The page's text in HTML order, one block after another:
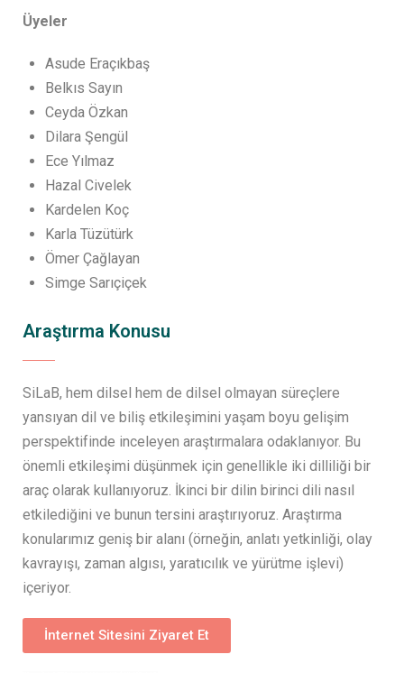
Üyeler
Asude Eraçıkbaş
Belkıs Sayın
Ceyda Özkan
Dilara Şengül
Ece Yılmaz
Hazal Civelek
Kardelen Koç
Karla Tüzütürk
Ömer Çağlayan
Simge Sarıçiçek
Araştırma Konusu
SiLaB, hem dilsel hem de dilsel olmayan süreçlere
yansıyan dil ve biliş etkileşimini yaşam boyu gelişim
perspektifinde inceleyen araştırmalara odaklanıyor. Bu
önemli etkileşimi düşünmek için genellikle iki dilliliği bir
araç olarak kullanıyoruz. İkinci bir dilin birinci dili nasıl
etkilediğini ve bunun tersini araştırıyoruz. Araştırma
konularımız geniş bir alanı (örneğin, anlatı yetkinliği, olay
kavrayışı, zaman algısı, yaratıcılık ve yürütme işlevi)
içeriyor.
İnternet Sitesini Ziyaret Et